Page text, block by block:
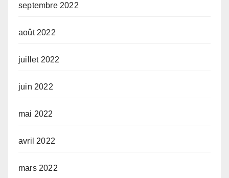
septembre 2022
août 2022
juillet 2022
juin 2022
mai 2022
avril 2022
mars 2022